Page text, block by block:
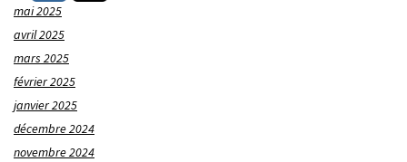
mai 2025
avril 2025
mars 2025
février 2025
janvier 2025
décembre 2024
novembre 2024